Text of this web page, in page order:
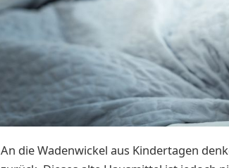
An die Wadenwickel aus Kindertagen